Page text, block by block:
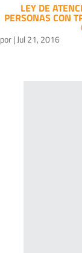
LEY DE
PERSONAS CON
por| Jul 21, 2016